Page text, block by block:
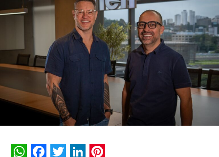
NÃO PERCA
Paulo Drago é o novo CEO do Lopes
Supermercados